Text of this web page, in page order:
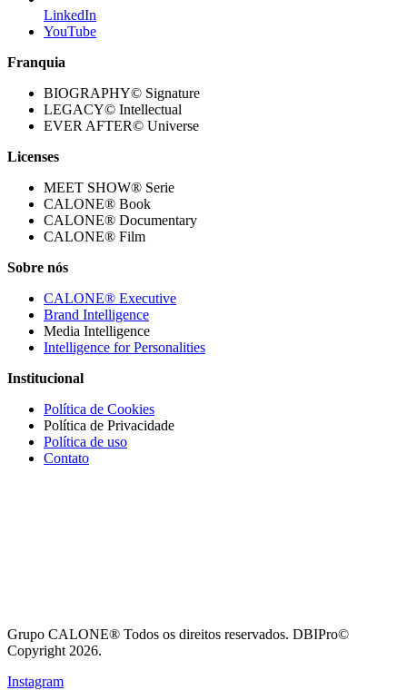
LinkedIn
YouTube
Franquia
BIOGRAPHY© Signature
LEGACY© Intellectual
EVER AFTER© Universe
Licenses
MEET SHOW® Serie
CALONE® Book
CALONE® Documentary
CALONE® Film
Sobre nós
CALONE® Executive
Brand Intelligence
Media Intelligence
Intelligence for Personalities
Institucional
Política de Cookies
Política de Privacidade
Política de uso
Contato
Grupo CALONE® Todos os direitos reservados. DBIPro©
Copyright 2026.
Instagram